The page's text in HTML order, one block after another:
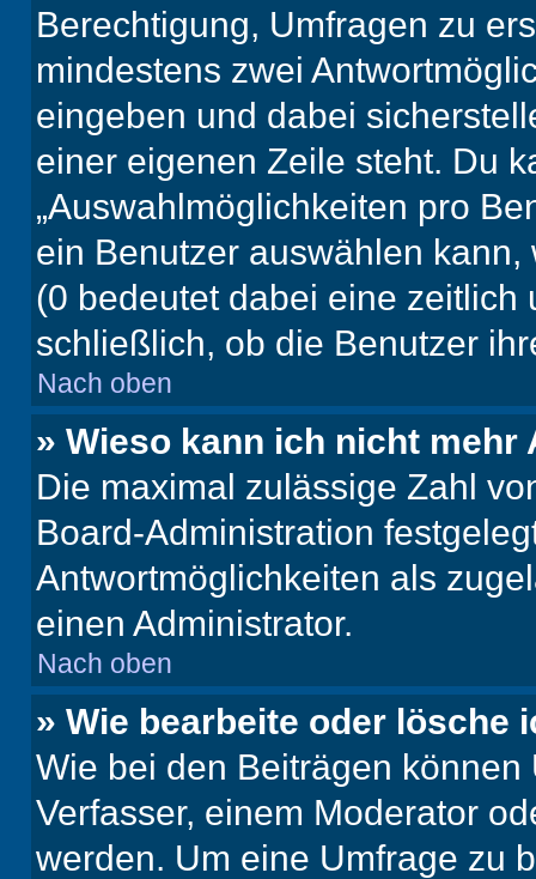
Berechtigung, Umfragen zu
mindestens zwei
eingeben und dabei
einer eigenen Zeile steht. Du
„Auswahlmöglichkeiten pro
ein Benutzer auswählen
(0 bedeutet dabei eine zeitlich
schließlich, ob die Benutzer
Nach oben
» Wieso kann ich nicht
Die maximal zulässige Zahl
Board-Administration
Antwortmöglichkeiten als
einen Administrator.
Nach oben
» Wie bearbeite oder lösche
Wie bei den Beiträgen
Verfasser, einem Moderator
werden. Um eine Umfrage zu